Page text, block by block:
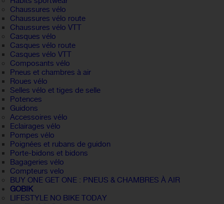
Chaussures vélo
Chaussures vélo route
Chaussures vélo VTT
Casques vélo
Casques vélo route
Casques vélo VTT
Composants vélo
Pneus et chambres à air
Roues vélo
Selles vélo et tiges de selle
Potences
Guidons
Accessoires vélo
Eclairages vélo
Pompes vélo
Poignées et rubans de guidon
Porte-bidons et bidons
Bagageries vélo
Compteurs velo
BUY ONE GET ONE : PNEUS & CHAMBRES À AIR
GOBIK
LIFESTYLE NO BIKE TODAY